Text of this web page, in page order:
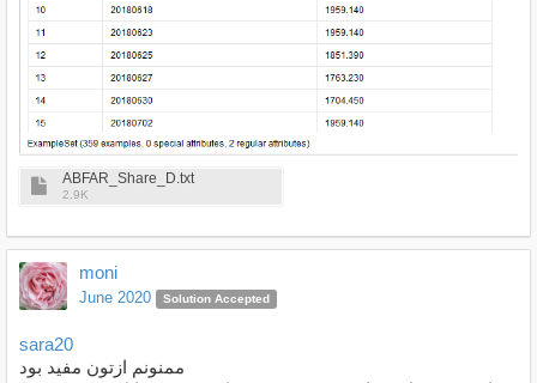
ABFAR_Share_D.txt
2.9K
moni
June 2020 Solution Accepted
sara20
ممنونم ازتون مفید بود